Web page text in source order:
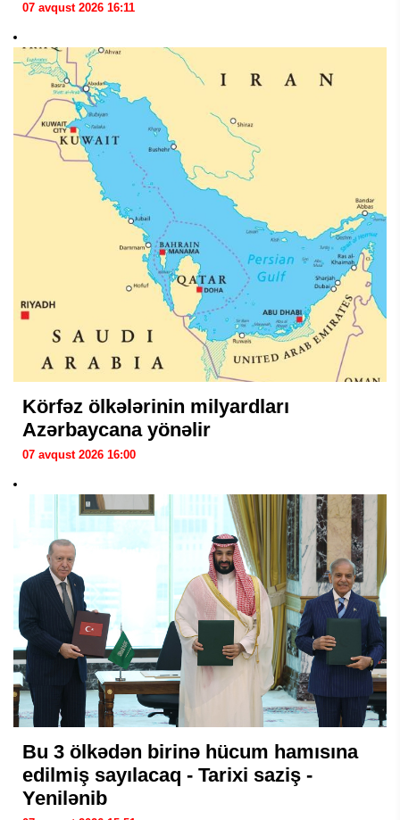
07 avqust 2026 16:11
Körfəz ölkələrinin milyardları
Azərbaycana yönəlir
07 avqust 2026 16:00
Bu 3 ölkədən birinə hücum hamısına
edilmiş sayılacaq - Tarixi saziş -
Yenilənib